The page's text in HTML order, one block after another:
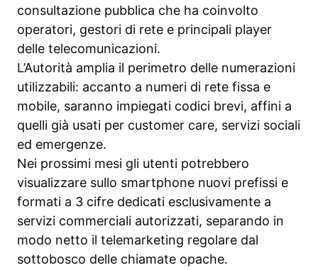
consultazione pubblica che ha coinvolto
operatori, gestori di rete e principali player
delle telecomunicazioni.
L’Autorità amplia il perimetro delle numerazioni
utilizzabili: accanto a numeri di rete fissa e
mobile, saranno impiegati codici brevi, affini a
quelli già usati per customer care, servizi sociali
ed emergenze.
Nei prossimi mesi gli utenti potrebbero
visualizzare sullo smartphone nuovi prefissi e
formati a 3 cifre dedicati esclusivamente a
servizi commerciali autorizzati, separando in
modo netto il telemarketing regolare dal
sottobosco delle chiamate opache.